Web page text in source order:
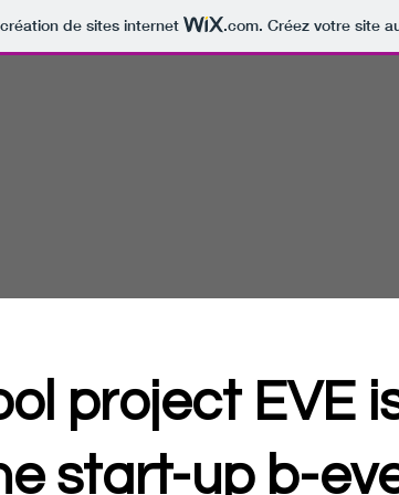
de sites internet .com. Créez votre site
project EVE
start-up b-